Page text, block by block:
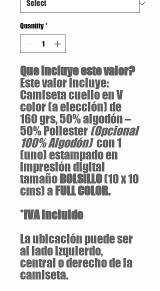
Quantity *
Que incluye este valor?
Este valor incluye:
Camiseta cuello en V
color (a elección) de
160 grs, 50% algodón –
50% Poliester(Opcional
100% Algodón)con 1
(uno) estampado en
impresión digital
tamaño BOLSILLO(10 x 10
cms) a FULL COLOR.
*IVA incluido
La ubicación puede ser
al lado izquierdo,
central o derecho de la
camiseta.